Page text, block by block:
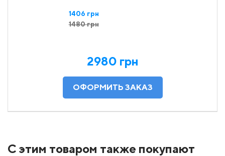
1406 грн
1480 грн
2980 грн
С этим товаром также покупают